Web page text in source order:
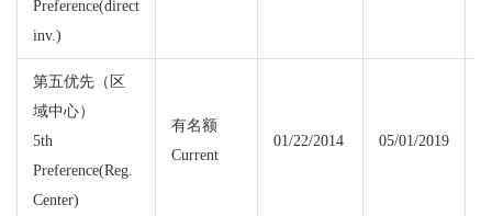
Preference(direct
inv.)
第五优先（区
域中心）
5th
Preference(Reg.
Center)
有名额
Current
01/22/2014 05/01/2019